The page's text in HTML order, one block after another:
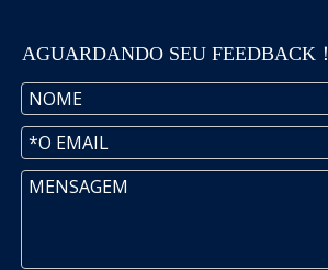
AGUARDANDO SEU FEEDBACK！